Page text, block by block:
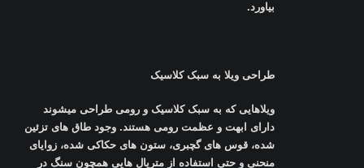
بیاورد.
طراحی ویلا به سبک کلاسیک
ویلاهایی که به سبک کلاسیک و رومی طراحی میشوند
دارای ابهت و عظمت رومی هستند. وجود طاق های تزئین
شده، قوس های گچبری، ستون های حکاکی شده، زوایای
منحنی و حتی استفاده از متریال هایی همچون سنگ در